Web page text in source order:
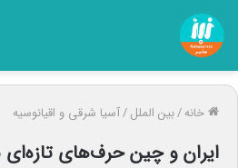
خانه/بین الملل/آسیا شرقی و اقیانوسیه
ایران و چین حرف‌های تازه‌ای